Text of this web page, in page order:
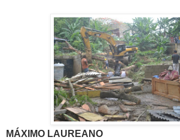
MÁXIMO LAUREANO